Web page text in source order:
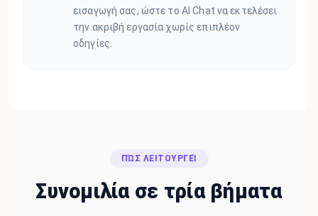
εισαγωγή σας, ώστε το AI Chat να εκτελέσει
την ακριβή εργασία χωρίς επιπλέον
οδηγίες.
ΠΏΣ ΛΕΙΤΟΥΡΓΕΊ
Συνομιλία σε τρία βήματα